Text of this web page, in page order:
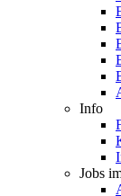
Info
Jobs